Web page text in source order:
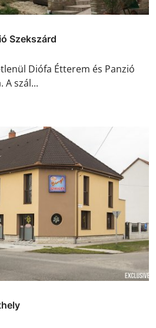
Szekszárd
Diófa Étterem és Panzió
A szál...